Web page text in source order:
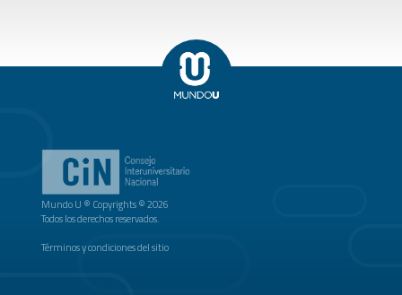
Mundo U ® Copyrights © 2026
Todos los derechos reservados.
Términos y condiciones del sitio